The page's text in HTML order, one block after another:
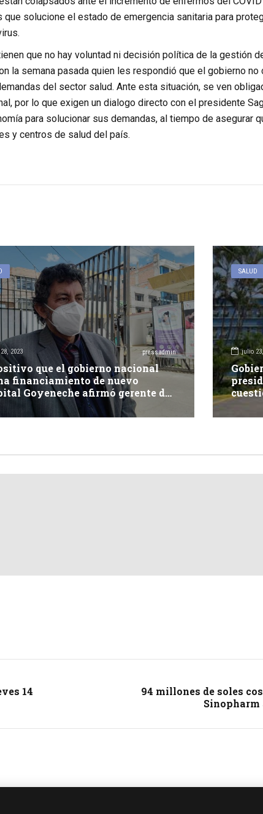
solucione el estado de emergencia sanitaria para
que no hay voluntad ni decisión política de la gestión
la semana pasada quien les respondió que el gobierno
del sector salud. Ante esta situación, se ven
por lo que exigen un dialogo directo con el presidente
para solucionar sus demandas, al tiempo de asegurar
y centros de salud del país.
2023 pressadmin
que el gobierno nacional
financiamiento de nuevo
Goyeneche afirmó gerente de
SALUD
julio
14
94 millones de soles